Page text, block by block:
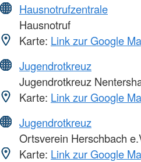
Hausnotrufzentrale
Hausnotruf
Karte: Link zur Google
Jugendrotkreuz
Jugendrotkreuz
Karte: Link zur Google
Jugendrotkreuz
Ortsverein Herschbach
Karte: Link zur Google